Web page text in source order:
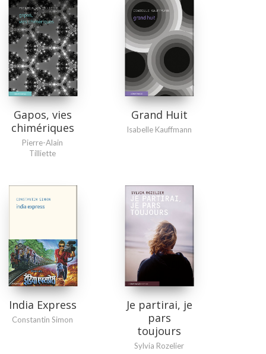
Gapos, vies
chimériques
Pierre-Alain
Tilliette
Grand Huit
Isabelle Kauffmann
India Express
Constantin Simon
Je partirai, je
pars
toujours
Sylvia Rozelier